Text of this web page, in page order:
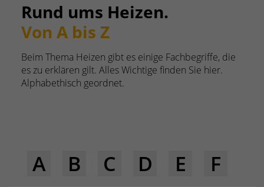
Rund ums Heizen.
Von A bis Z
Beim Thema Heizen gibt es einige Fachbegriffe, die
es zu erklären gilt. Alles Wichtige finden Sie hier.
Alphabethisch geordnet.
A B C D E
F